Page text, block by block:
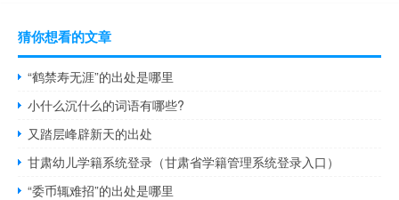
猜你想看的文章
“鹤禁寿无涯”的出处是哪里
小什么沉什么的词语有哪些?
又踏层峰辟新天的出处
甘肃幼儿学籍系统登录（甘肃省学籍管理系统登录入口）
“委币辄难招”的出处是哪里